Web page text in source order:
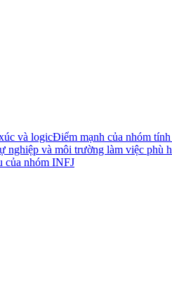
và logicĐiểm mạnh của nhóm
nghiệp và môi trường làm việc phù
của nhóm INFJ